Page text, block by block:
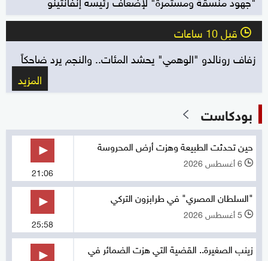
l قبل 10 ساعات
زفاف رونالدو "الوهمي" يحشد المئات.. والنجم يرد ضاحكاً
المزيد
بودكاست
حين تحدثت الطبيعة وهزت أرض المحروسة
l 6 أغسطس 2026
21:06
"السلطان المصري" في طرابزون التركي
l 5 أغسطس 2026
25:58
زينب الصغيرة.. القضية التي هزت الضمائر في